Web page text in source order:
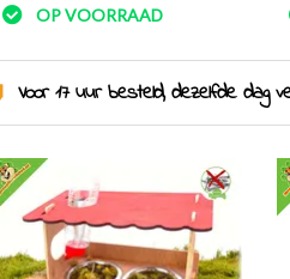
OP VOORRAAD
Voor 17 uur besteld, dezelfde dag